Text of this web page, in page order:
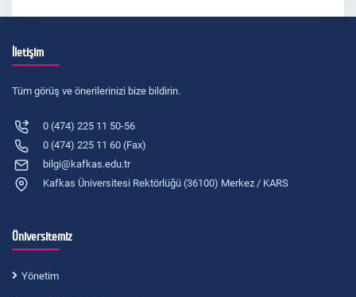
İletişim
Tüm görüş ve önerilerinizi bize bildirin.
0 (474) 225 11 50-56
0 (474) 225 11 60 (Fax)
bilgi@kafkas.edu.tr
Kafkas Üniversitesi Rektörlüğü (36100) Merkez / KARS
Üniversitemiz
Yönetim